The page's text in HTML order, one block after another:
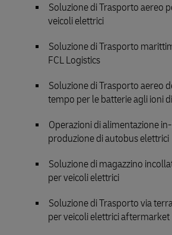
Soluzione di Trasporto aereo
veicoli elettrici
Soluzione di Trasporto
FCL Logistics
Soluzione di Trasporto aereo
tempo per le batterie agli ioni
Operazioni di alimentazione
produzione di autobus elettrici
Soluzione di magazzino
per veicoli elettrici
Soluzione di Trasporto via
per veicoli elettrici aftermarket